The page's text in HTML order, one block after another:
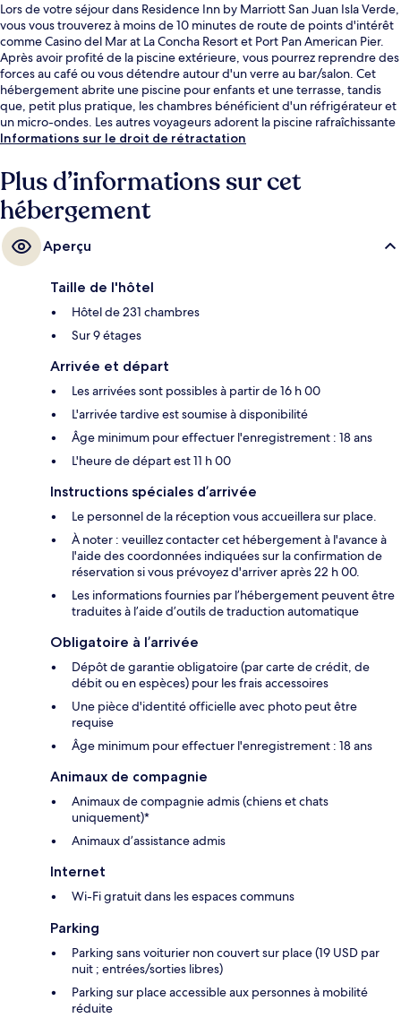
Lors de votre séjour dans Residence Inn by Marriott San Juan Isla Verde,
vous vous trouverez à moins de 10 minutes de route de points d'intérêt
comme Casino del Mar at La Concha Resort et Port Pan American Pier.
Après avoir profité de la piscine extérieure, vous pourrez reprendre des
forces au café ou vous détendre autour d'un verre au bar/salon. Cet
hébergement abrite une piscine pour enfants et une terrasse, tandis
que, petit plus pratique, les chambres bénéficient d'un réfrigérateur et
un micro-ondes. Les autres voyageurs adorent la piscine rafraîchissante
et le personnel attentionné.
Informations sur le droit de rétractation
Plus d’informations sur cet
hébergement
Aperçu
Taille de l'hôtel
Hôtel de 231 chambres
Sur 9 étages
Arrivée et départ
Les arrivées sont possibles à partir de 16 h 00
L'arrivée tardive est soumise à disponibilité
Âge minimum pour effectuer l'enregistrement : 18 ans
L'heure de départ est 11 h 00
Instructions spéciales d’arrivée
Le personnel de la réception vous accueillera sur place.
À noter : veuillez contacter cet hébergement à l'avance à
l'aide des coordonnées indiquées sur la confirmation de
réservation si vous prévoyez d'arriver après 22 h 00.
Les informations fournies par l’hébergement peuvent être
traduites à l’aide d’outils de traduction automatique
Obligatoire à l’arrivée
Dépôt de garantie obligatoire (par carte de crédit, de
débit ou en espèces) pour les frais accessoires
Une pièce d'identité officielle avec photo peut être
requise
Âge minimum pour effectuer l'enregistrement : 18 ans
Animaux de compagnie
Animaux de compagnie admis (chiens et chats
uniquement)*
Animaux d’assistance admis
Internet
Wi-Fi gratuit dans les espaces communs
Parking
Parking sans voiturier non couvert sur place (19 USD par
nuit ; entrées/sorties libres)
Parking sur place accessible aux personnes à mobilité
réduite